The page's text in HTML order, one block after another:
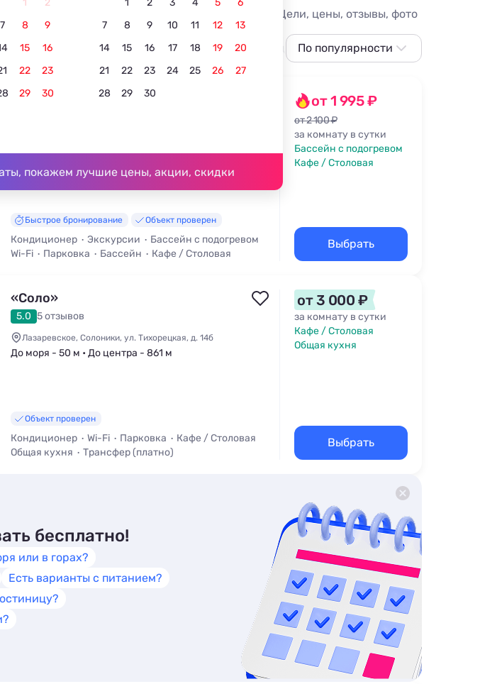
1
2
7 8
9
15
16
22
23
29
30
1 2 3 4 5
6
7
8 9 10 11 12
13
14
15 16 17 18 19
20
21
22 23 24 25 26
27
28
29 30
покажем лучшие цены, акции, скидки
для молодоженов в 2026. Гостиницы Катковой Щели, цены, отзывы, фото
бассейном Недорого С питанием В центре Для отдыха с детьми
По популярности
Сначала дешевле
Сначала дороже
Ближе к морю
Ближе к центру
Гостевой дом Ношен
До моря - 900 м • До центра - 52 м
Быстрое бронирование Объект проверен
Кондиционер Экскурсии
Бассейн с подогревом
Wi-Fi
Парковка Бассейн Кафе / Столовая
от 1 995 ₽
от 2 100 ₽
за комнату в сутки
Бассейн с подогревом
Кафе / Столовая
Выбрать
«Соло»
5.0 5 отзывов
Лазаревское, Солоники, ул. Тихорецкая, д. 14б
До моря - 50 м • До центра - 861 м
Объект проверен
Кондиционер Wi-Fi Парковка
Кафе / Столовая
Общая кухня
Трансфер (платно)
от 3 000 ₽
за комнату в сутки
Кафе / Столовая
Общая кухня
Выбрать
бесплатно!
или в горах?
Есть варианты с питанием?